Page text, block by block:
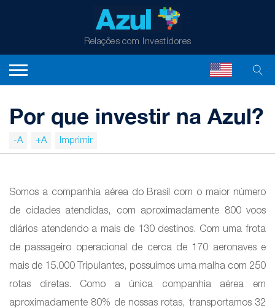
Relações com Investidores
Por que investir na Azul?
-A +A Imprimir
Somos a companhia aérea do Brasil com o maior número
de cidades atendidas, com aproximadamente 800 voos
diários atendendo a mais de 130 destinos. Com uma frota
de passageiro operacional de cerca de 170 aeronaves e
mais de 15.000 Tripulantes, possuímos uma malha com 250
rotas diretas. Como a única companhia aérea em
aproximadamente 80% de nossas rotas, transportamos 32